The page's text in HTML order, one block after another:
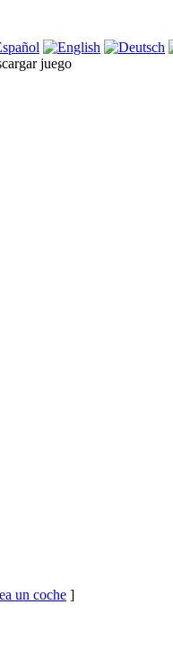
juego
un coche ]